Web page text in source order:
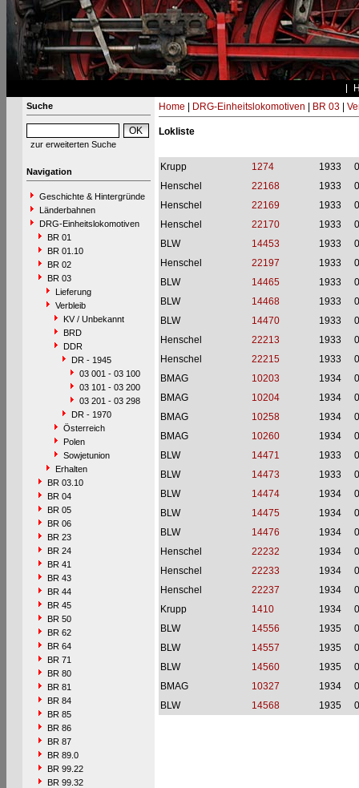
Suche
zur erweiterten Suche
Navigation
Geschichte & Hintergründe
Länderbahnen
DRG-Einheitslokomotiven
BR 01
BR 01.10
BR 02
BR 03
Lieferung
Verbleib
KV / Unbekannt
BRD
DDR
DR - 1945
03 001 - 03 100
03 101 - 03 200
03 201 - 03 298
DR - 1970
Österreich
Polen
Sowjetunion
Erhalten
BR 03.10
BR 04
BR 05
BR 06
BR 23
BR 24
BR 41
BR 43
BR 44
BR 45
BR 50
BR 62
BR 64
BR 71
BR 80
BR 81
BR 84
BR 85
BR 86
BR 87
BR 89.0
BR 99.22
BR 99.32
Home DRG-Einheitslokomotiven BR 03|
Lokliste
Krupp 1274 1933
Henschel
22168 1933
Henschel
22169 1933
Henschel
22170 1933
BLW
14453 1933
Henschel
22197 1933
BLW
14465 1933
BLW
14468 1933
BLW
14470 1933
Henschel
22213 1933
Henschel
22215 1933
BMAG
10203 1934
BMAG
10204 1934
BMAG
10258 1934
BMAG
10260 1934
BLW
14471 1933
BLW
14473 1933
BLW
14474 1934
BLW
14475 1934
BLW
14476 1934
Henschel
22232 1934
Henschel
22233 1934
Henschel
22237 1934
Krupp
1410 1934
BLW
14556 1935
BLW
14557 1935
BLW
14560 1935
BMAG
10327 1934
BLW
14568 1935